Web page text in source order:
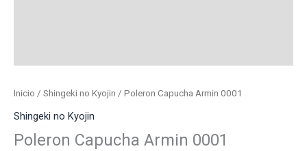
Inicio / Shingeki no Kyojin / Poleron Capucha Armin 0001
Shingeki no Kyojin
Poleron Capucha Armin 0001